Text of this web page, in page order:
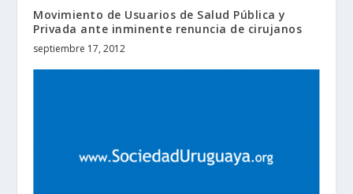
Movimiento de Usuarios de Salud Pública y
Privada ante inminente renuncia de cirujanos
septiembre 17, 2012